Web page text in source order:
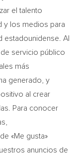
el talento
y los medios para
estadounidense. Al
servicio público
más
generado, y
al crear
Para conocer
«Me gusta»
anuncios de